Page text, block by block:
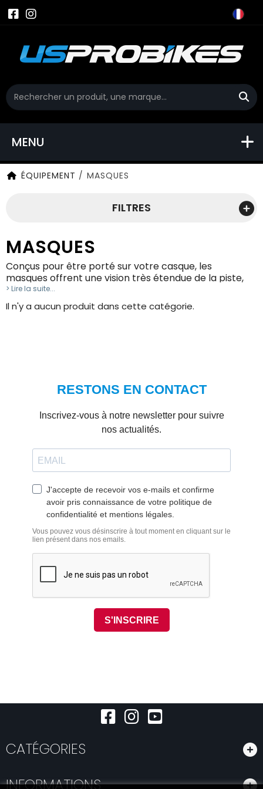
MENU
ÉQUIPEMENT / MASQUES
FILTRES
MASQUES
Conçus pour être porté sur votre casque, les
masques offrent une vision très étendue de la piste,
tout en résistant aux impacts.
choix de masques BMX Race et VTT.
> Lire la suite...
Il n'y a aucun produit dans cette catégorie.
CATÉGORIES
INFORMATIONS